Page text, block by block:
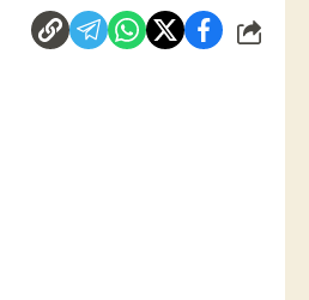
شارك